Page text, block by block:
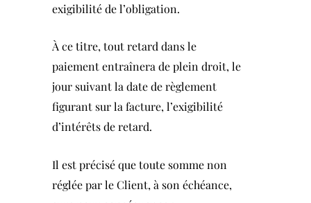
exigibilité de l’obligation.
À ce titre, tout retard dans le
paiement entraînera de plein droit, le
jour suivant la date de règlement
figurant sur la facture, l’exigibilité
d’intérêts de retard.
Il est précisé que toute somme non
réglée par le Client, à son échéance,